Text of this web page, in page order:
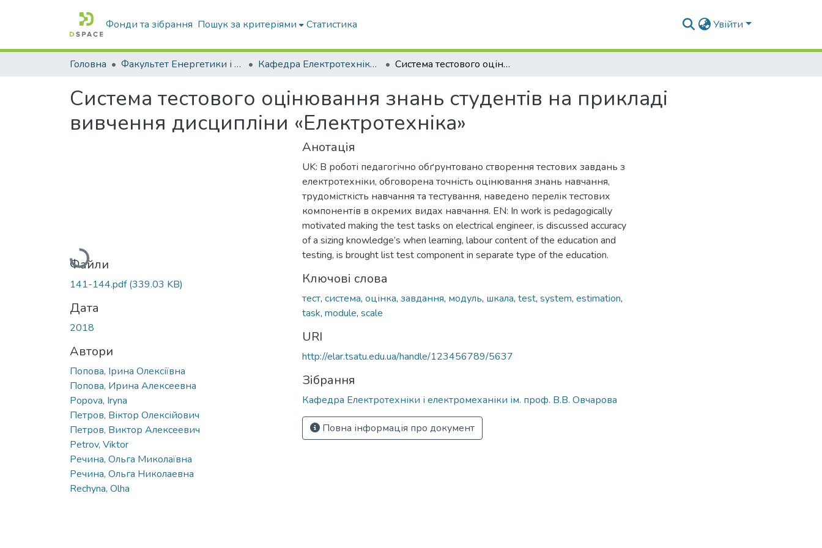
Фонди та зібрання Пошук за критеріями Статистика Увійти
Головна Факультет Енергетики і комп'ютерних технологій Кафедра Електротехніки і електромеханіки ім. проф. В.В. Овчарова Система тестового оцінювання знань студентів на прикладі вивчення дисципліни «Електротехніка»
Система тестового оцінювання знань студентів на прикладі
вивчення дисципліни «Електротехніка»
Вантажиться...
Файли
141-144.pdf(339.03 KB)
Дата
2018
Автори
Попова, Ірина Олексіївна
Попова, Ирина Алексеевна
Popova, Iryna
Петров, Віктор Олексійович
Петров, Виктор Алексеевич
Petrov, Viktor
Речина, Ольга Миколаївна
Речина, Ольга Николаевна
Rechyna, Olha
Анотація
UK: В роботі педагогічно обґрунтовано створення тестових завдань з
електротехніки, обговорена точність оцінювання знань навчання,
трудомісткість навчання та тестування, наведено перелік тестових
компонентів в окремих видах навчання. EN: In work is pedagogically
motivated making the test tasks on electrical engineer, is discussed accuracy
of a sizing knowledge’s when learning, labour content of the education and
testing, is brought list test component in separate type of the education.
Ключові слова
тест, система, оцінка, завдання, модуль, шкала, test, system, estimation,
task, module, scale
URI
http://elar.tsatu.edu.ua/handle/123456789/5637
Зібрання
Кафедра Електротехніки і електромеханіки ім. проф. В.В. Овчарова
Повна інформація про документ